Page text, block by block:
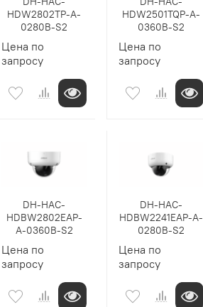
HDW2802TP-A-
0280B-S2
Цена по
запросу
HDW2501TQP-A-
0360B-S2
Цена по
запросу
DH-HAC-
HDBW2802EAP-
A-0360B-S2
Цена по
запросу
DH-HAC-
HDBW2241EAP-A-
0280B-S2
Цена по
запросу